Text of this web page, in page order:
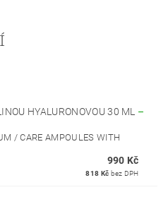
HYALURONOVOU 30 ML –
/ CARE AMPOULES WITH
990 Kč
818 Kč bez DPH